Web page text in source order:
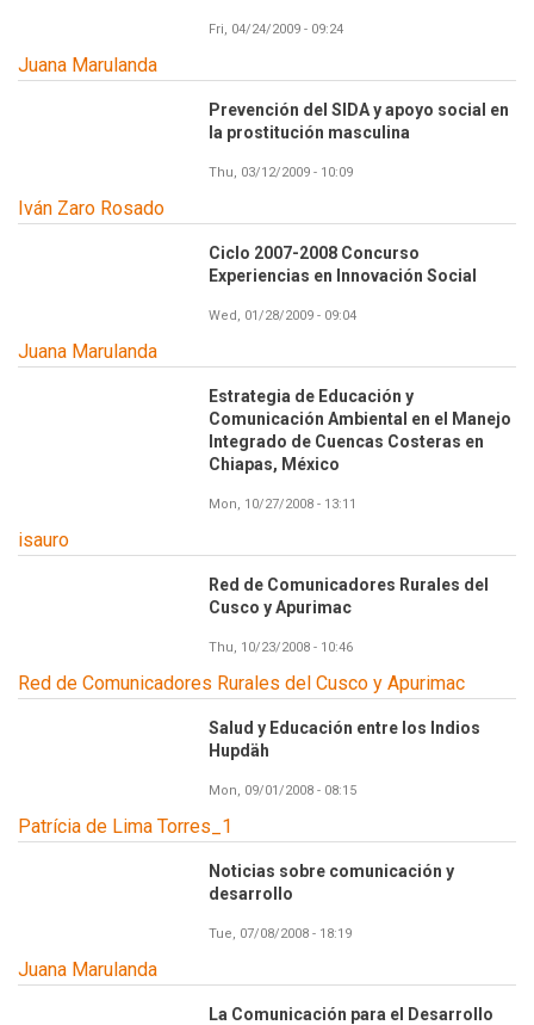
Fri, 04/24/2009 - 09:24
Juana Marulanda
Prevención del SIDA y apoyo social en
la prostitución masculina
Thu, 03/12/2009 - 10:09
Iván Zaro Rosado
Ciclo 2007-2008 Concurso
Experiencias en Innovación Social
Wed, 01/28/2009 - 09:04
Juana Marulanda
Estrategia de Educación y
Comunicación Ambiental en el Manejo
Integrado de Cuencas Costeras en
Chiapas, México
Mon, 10/27/2008 - 13:11
isauro
Red de Comunicadores Rurales del
Cusco y Apurimac
Thu, 10/23/2008 - 10:46
Red de Comunicadores Rurales del Cusco y Apurimac
Salud y Educación entre los Indios
Hupdäh
Mon, 09/01/2008 - 08:15
Patrícia de Lima Torres_1
Noticias sobre comunicación y
desarrollo
Tue, 07/08/2008 - 18:19
Juana Marulanda
La Comunicación para el Desarrollo